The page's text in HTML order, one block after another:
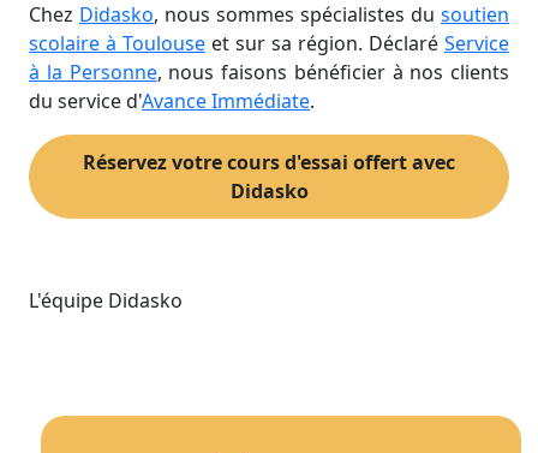
Chez Didasko, nous sommes spécialistes du soutien
scolaire à Toulouse et sur sa région. Déclaré Service
à la Personne, nous faisons bénéficier à nos clients
du service d'Avance Immédiate.
Réservez votre cours d'essai offert avec
Didasko
L'équipe Didasko